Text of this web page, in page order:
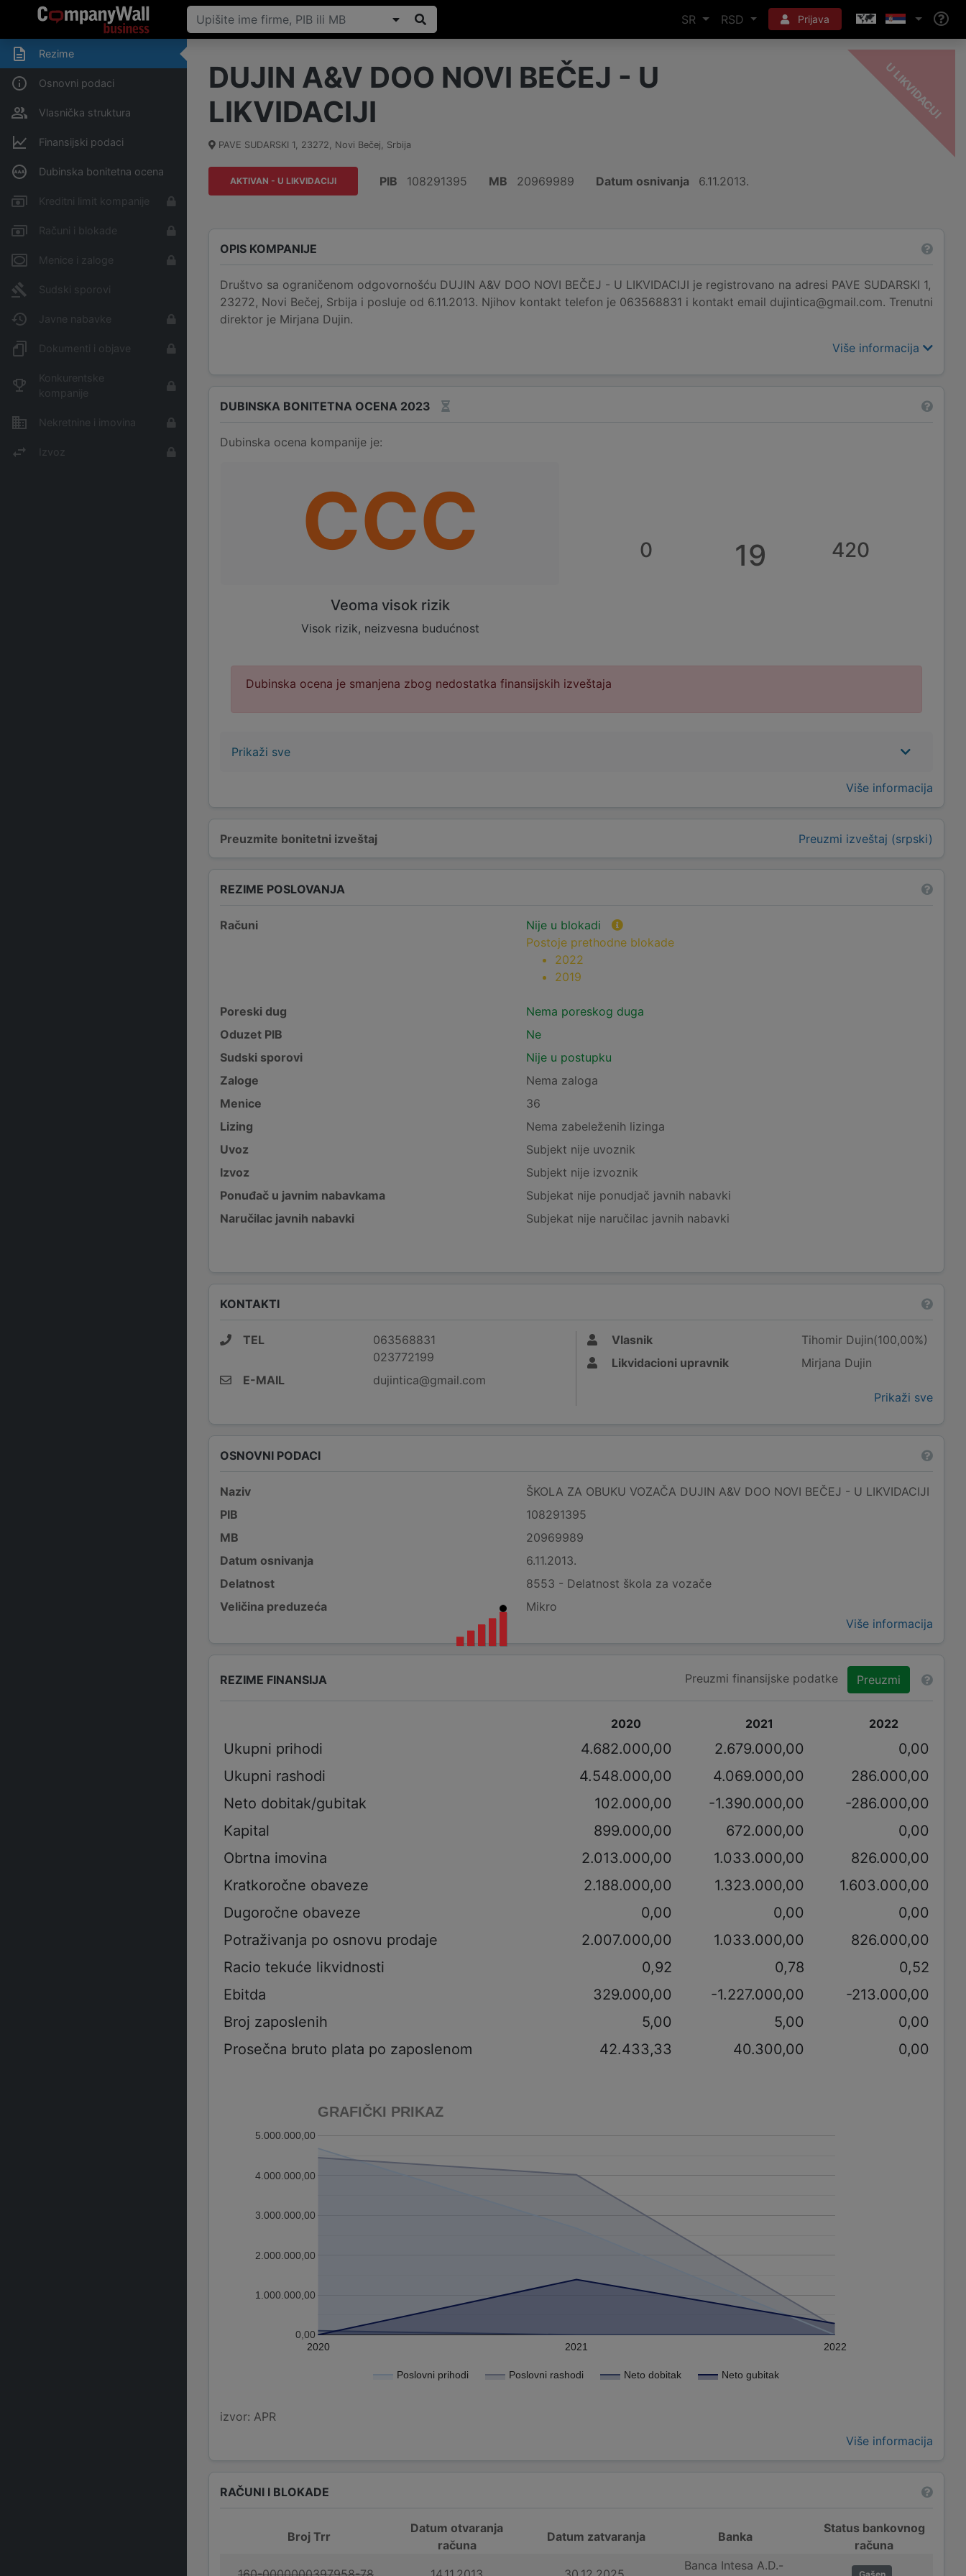
SR RSD Prijava
Rezime
Osnovni podaci
Vlasnička struktura
Finansijski podaci
Dubinska bonitetna ocena
Kreditni limit kompanije
Računi i blokade
Menice i zaloge
Sudski sporovi
Javne nabavke
Dokumenti i objave
Konkurentske
kompanije
Nekretnine i imovina
Izvoz
DUJIN A&V DOO NOVI BEČEJ - U
LIKVIDACIJI
PAVE SUDARSKI 1, 23272, Novi Bečej, Srbija
-
I
AKTIVAN - U LIKVIDACIJI PIB 108291395 MB 20969989 Datum osnivanja 6.11.2013.
OPIS KOMPANIJE
Društvo sa ograničenom odgovornošću DUJIN A&V DOO NOVI BEČEJ - U LIKVIDACIJI je registrovano na adresi PAVE SUDARSKI 1,
23272, Novi Bečej, Srbija i posluje od 6.11.2013. Njihov kontakt telefon je 063568831 i kontakt email dujintica@gmail.com. Trenutni
direktor je Mirjana Dujin.
Više informacija
Preuzmite bonitetni izveštaj Preuzmi izveštaj (srpski)
DUBINSKA BONITETNA OCENA 2023
Dubinska ocena kompanije je:
CCC
Veoma visok rizik
Visok rizik, neizvesna budućnost
0 19 420
Dubinska ocena je smanjena zbog nedostatka finansijskih izveštaja
Prikaži sve
Više informacija
REZIME POSLOVANJA
Računi
Nije u blokadi
Postoje prethodne blokade
2022
2019
Poreski dug
Nema poreskog duga
Oduzet PIB
Ne
Sudski sporovi
Nije u postupku
Zaloge
Nema zaloga
Menice
36
Lizing
Nema zabeleženih lizinga
Uvoz
Subjekt nije uvoznik
Izvoz
Subjekt nije izvoznik
Ponuđač u javnim nabavkama
Subjekat nije ponudjač javnih nabavki
Naručilac javnih nabavki
Subjekat nije naručilac javnih nabavki
KONTAKTI
TEL
063568831
023772199
E-MAIL
dujintica@gmail.com
Vlasnik
Tihomir Dujin(100,00%)
Likvidacioni upravnik
Mirjana Dujin
Prikaži sve
OSNOVNI PODACI
Naziv
ŠKOLA ZA OBUKU VOZAČA DUJIN A&V DOO NOVI BEČEJ - U LIKVIDACIJI
PIB
108291395
MB
20969989
Datum osnivanja
6.11.2013.
Delatnost
8553 - Delatnost škola za vozače
Veličina preduzeća
Mikro
Više informacija
REZIME FINANSIJA Preuzmi finansijske podatke Preuzmi
2020 2021 2022
Ukupni prihodi 4.682.000,00 2.679.000,00
0,00
Ukupni rashodi
4.548.000,00 4.069.000,00
286.000,00
Neto dobitak/gubitak
102.000,00 -1.390.000,00
-286.000,00
Kapital
899.000,00 672.000,00
0,00
Obrtna imovina
2.013.000,00 1.033.000,00
826.000,00
Kratkoročne obaveze
2.188.000,00 1.323.000,00
1.603.000,00
Dugoročne obaveze
0,00 0,00
0,00
Potraživanja po osnovu prodaje
2.007.000,00 1.033.000,00
826.000,00
Racio tekuće likvidnosti
0,92 0,78
0,52
Ebitda
329.000,00 -1.227.000,00
-213.000,00
Broj zaposlenih
5,00 5,00
0,00
Prosečna bruto plata po zaposlenom
42.433,33 40.300,00 0,00
GRAFIČKI PRIKAZ
Poslovni prihodi Poslovni rashodi Neto dobitak Neto gubitak
2020 2021 2022
0,00
1.000.000,00
2.000.000,00
3.000.000,00
4.000.000,00
5.000.000,00
izvor: APR
Više informacija
RAČUNI I BLOKADE
Broj Trr
Datum otvaranja
računa
Datum zatvaranja Banka
Status bankovnog
računa
Banca Intesa A.D.-